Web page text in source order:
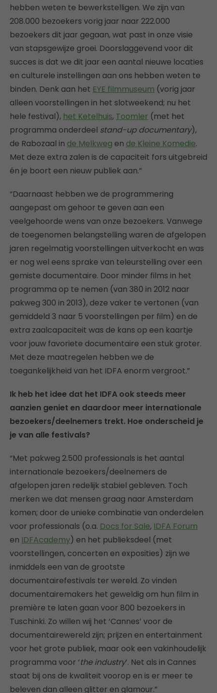
hebben weten te bewerkstelligen. We zijn van
208.000 bezoekers vorig jaar naar 222.000
bezoekers dit jaar gegaan, wat past in onze visie
van stapsgewijze groei. Doorslaggevend voor dit
succes is dat we dit jaar een aantal nieuwe locaties
en culturele instellingen aan ons hebben weten te
binden. Denk aan het EYE filmmuseum (vorig jaar
alleen voorstellingen in het slotweekend; nu het
hele festival), het Ketelhuis, Toomler (met het
programma onderdeel stand-up documentary),
de Rabozaal in de Melkweg en de Kleine Komedie.
Met deze extra zalen is de capaciteit fors uitgebreid
én je boort een nieuw publiek aan.”
“Daarnaast hebben we de programmering
aangepast om gehoor te geven aan een
veelgehoorde wens van onze bezoekers. Vanwege
de toegenomen belangstelling waren de afgelopen
jaren regelmatig voorstellingen uitverkocht en was
er nog wel eens sprake van teleurstelling over een
gemiste documentaire. Door minder films in het
programma op te nemen (van 380 in 2012 naar
pakweg 300 in 2013), deze vaker te vertonen (van
gemiddeld 3 naar 5 voorstellingen per film) en de
extra zaalcapaciteit was de kans op een kaartje
voor jouw favoriete documentaire een stuk groter.
Met deze maatregelen hebben we de
toegankelijkheid van het IDFA enorm vergroot.”
Ik heb het idee dat het IDFA ook steeds meer
aanzien geniet en daardoor meer internationale
bezoekers/deelnemers trekt. Hoe onderscheid je
je van alle festivals?
“Met pakweg 2.500 professionals is het aantal
internationale bezoekers/deelnemers de
afgelopen jaren redelijk stabiel gebleven. Toch
merken we dat mensen graag naar Amsterdam
komen; door de unieke combinatie van onderdelen
voor professionals (o.a. Docs for Sale, IDFA Forum
en IDFAcademy) en het publieksdeel (met
voorstellingen, concerten en exposities) zijn we
inmiddels een van de grootste
documentairefestivals ter wereld. Zo vinden
documentairemakers het geweldig om hun film in
première te laten gaan voor 800 bezoekers in
Tuschinki. Zo willen wij het ‘Cannes’ voor de
documentairewereld zijn; prijzen en entertainment
voor het grote publiek, maar ook een vakinhoudelijk
programma voor ‘the industry’. Net als in Cannes
staat bij ons de kwaliteit voorop en is er meer te
beleven dan alleen glitter en glamour.”